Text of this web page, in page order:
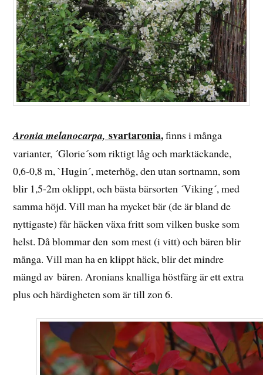
Aronia melanocarpa,svartaronia,finns i många
varianter, ´Glorie´som riktigt låg och marktäckande,
0,6-0,8 m, `Hugin´, meterhög, den utan sortnamn, som
blir 1,5-2m oklippt, och bästa bärsorten ´Viking´, med
samma höjd. Vill man ha mycket bär (de är bland de
nyttigaste) får häcken växa fritt som vilken buske som
helst. Då blommar den som mest (i vitt) och bären blir
många. Vill man ha en klippt häck, blir det mindre
mängd av bären. Aronians knalliga höstfärg är ett extra
plus och härdigheten som är till zon 6.